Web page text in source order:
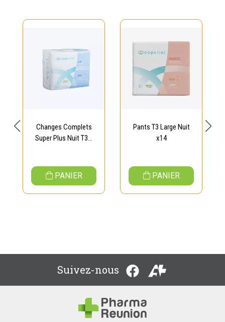
Changes Complets
Super Plus Nuit T3...
PANIER
Pants T3 Large Nuit
x14
PANIER
Suivez-nous